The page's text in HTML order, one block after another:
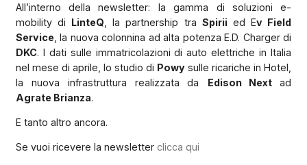
All’interno della newsletter: la gamma di soluzioni e-
mobility di LinteQ , la partnership tra Spiriied Ev Field
Service , la nuova colonnina ad alta potenza E.D. Charger di
DKC. I dati sulle immatricolazioni di auto elettriche in Italia
nel mese di aprile, lo studio di Powy sulle ricariche in Hotel,
la nuova infrastruttura realizzata da Edison Nextad
Agrate Brianza.
E tanto altro ancora.
Se vuoi ricevere la newsletter clicca qui